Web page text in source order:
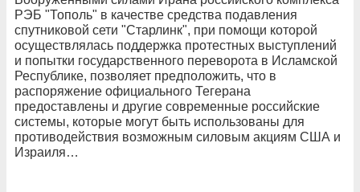
РЭБ "Тополь" в качестве средства подавления
спутниковой сети "Старлинк", при помощи которой
осуществлялась поддержка протестных выступлений
и попытки государственного переворота в Исламской
Республике, позволяет предположить, что в
распоряжение официального Тегерана
предоставлены и другие современные российские
системы, которые могут быть использованы для
противодействия возможным силовым акциям США и
Израиля…